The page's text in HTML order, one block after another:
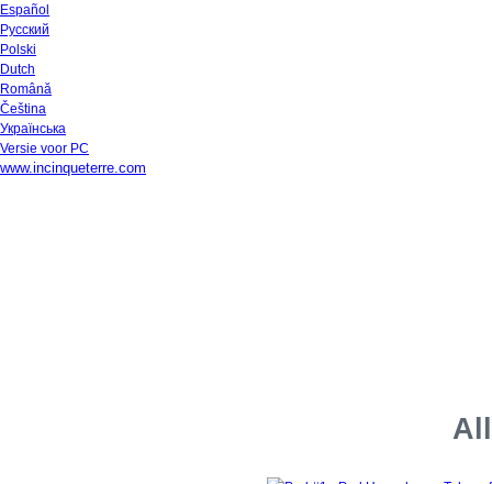
Español
Русский
Polski
Dutch
Română
Čeština
Українська
Versie voor PC
www.incinqueterre.com